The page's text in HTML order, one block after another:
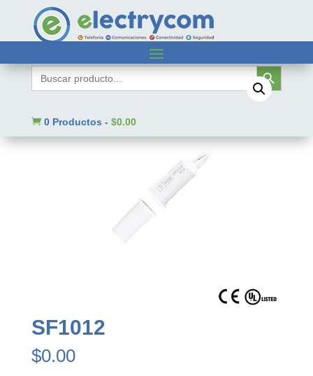
Buscar: Botón de búsqueda
 0 Productos - $0.00
/ SF1012
SF1012
$0.00